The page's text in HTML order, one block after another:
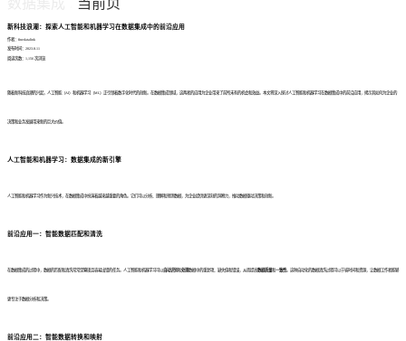
当前页
新科技浪潮：探索人工智能和机器学习在数据集成中的前沿应用
作者：finedatalink
发布时间：2023.8.11
阅读次数：1,156 次浏览
随着新科技浪潮的兴起，人工智能（AI）和机器学习（ML）正引领着数字化时代的创新。在数据集成领域，这两者的应用为企业带来了前所未有的机会和效益。本文将深入探讨人工智能和机器学习在数据集成中的前沿应用，揭示其如何为企业的
决策和业务发展带来新的巨大价值。
人工智能和机器学习：数据集成的新引擎
人工智能和机器学习作为新兴技术，在数据集成中扮演着越来越重要的角色。它们可以分析、理解和预测数据，为企业提供更深刻的洞察力，推动数据驱动决策和创新。
前沿应用一：智能数据匹配和清洗
在数据集成的过程中，数据的匹配和清洗常常是繁琐且容易出错的任务。人工智能和机器学习可以自动识别 和 处理 数据中的重复项、缺失值和错误，从而提高 数据质量 和 一致性 。这种自动化的数据清洗过程可以节省时间和资源，让数据工作者能够
更专注于数据分析和决策。
前沿应用二：智能数据转换和映射